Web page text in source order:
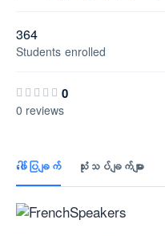
364
Students enrolled
0
0 reviews
ဖေါ်ပြချက် သုံးသပ်ချက်များ